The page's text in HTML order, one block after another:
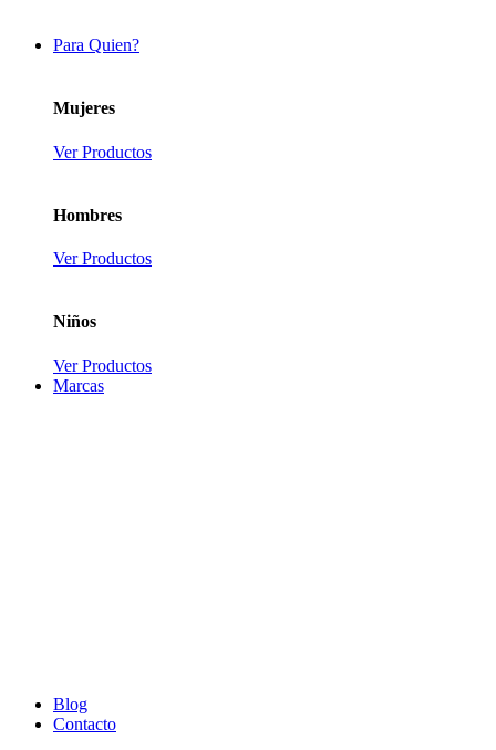
Para Quien?
Mujeres
Ver Productos
Hombres
Ver Productos
Niños
Ver Productos
Marcas
Blog
Contacto